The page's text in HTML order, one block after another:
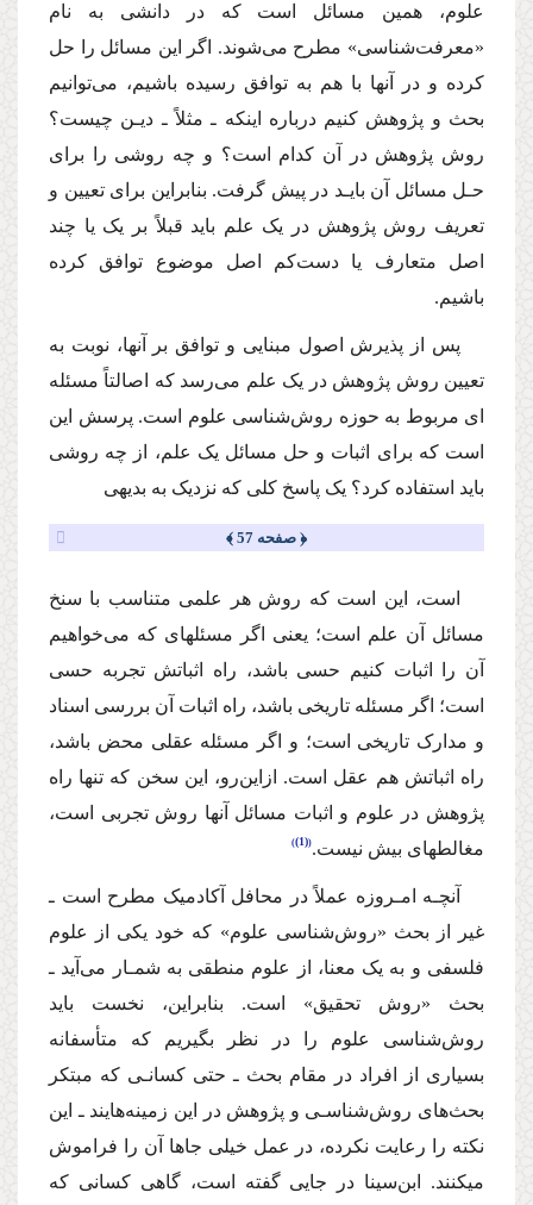
علوم، همین مسائل است که در دانشی به نام
«معرفت‌شناسی» مطرح می‌شوند. اگر این مسائل را حل
کرده و در آنها با هم به توافق رسیده باشیم، می‌توانیم
بحث و پژوهش کنیم درباره اینکه ـ مثلاً ـ دیـن چیست؟
روش پژوهش در آن کدام است؟ و چه روشی را برای
حـل مسائل آن بایـد در پیش گرفت. بنابراین برای تعیین و
تعریف روش پژوهش در یک علم باید قبلاً بر یک یا چند
اصل متعارف یا دست‌کم اصل موضوع توافق کرده
باشیم.
پس از پذیرش اصول مبنایی و توافق بر آنها، نوبت به
تعیین روش پژوهش در یک علم می‌رسد که اصالتاً مسئله
ای مربوط به حوزه روش‌شناسی علوم است. پرسش این
است که برای اثبات و حل مسائل یک علم، از چه روشی
باید استفاده کرد؟ یک پاسخ کلی که نزدیک به بدیهی
﴿ صفحه 57 ﴾
است، این است که روش هر علمی متناسب با سنخ
مسائل آن علم است؛ یعنی اگر مسئله‏ای که می‌خواهیم
آن را اثبات کنیم حسی باشد، راه اثباتش تجربه حسی
است؛ اگر مسئله تاریخی باشد، راه اثبات آن بررسی اسناد
و مدارک تاریخی است؛ و اگر مسئله عقلی محض باشد،
راه اثباتش هم عقل است. ازاین‌رو، این سخن که تنها راه
پژوهش در علوم و اثبات مسائل آنها روش تجربی است،
مغالطه­ای بیش نیست. (1)
آنچـه امـروزه عملاً در محافل آکادمیک مطرح است ـ
غیر از بحث «روش‌شناسی علوم» که خود یکی از علوم
فلسفی و به یک معنا، از علوم منطقی به شمـار می‌آید ـ
بحث «روش تحقیق» است. بنابراین، نخست باید
روش‌شناسی علوم را در نظر بگیریم که متأسفانه
بسیاری از افراد در مقام بحث ـ حتی کسانـی که مبتکر
بحث‌های روش‌شناسـی و پژوهش در این زمینه‌هایند ـ این
نکته را رعایت نکرده، در عمل خیلی جاها آن را فراموش
می‏کنند. ابن‌سینا در جایی گفته است، گاهی کسانی که